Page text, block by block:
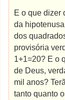
E o que dizer
da
dos
provisória
1+1=20? E o
de Deus,
mil anos?
tanto quanto